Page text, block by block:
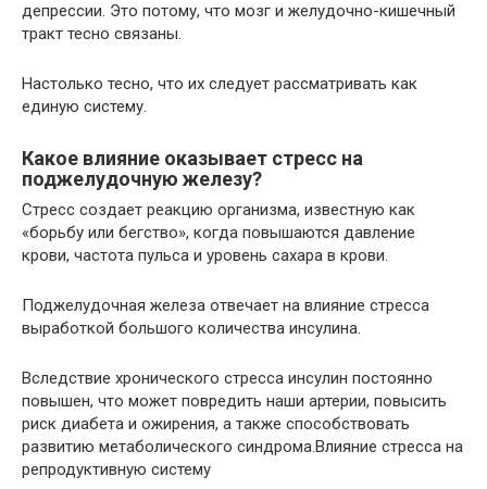
депрессии. Это потому, что мозг и желудочно-кишечный
тракт тесно связаны.
Настолько тесно, что их следует рассматривать как
единую систему.
Какое влияние оказывает стресс на
поджелудочную железу?
Стресс создает реакцию организма, известную как
«борьбу или бегство», когда повышаются давление
крови, частота пульса и уровень сахара в крови.
Поджелудочная железа отвечает на влияние стресса
выработкой большого количества инсулина.
Вследствие хронического стресса инсулин постоянно
повышен, что может повредить наши артерии, повысить
риск диабета и ожирения, а также способствовать
развитию метаболического синдрома.Влияние стресса на
репродуктивную систему